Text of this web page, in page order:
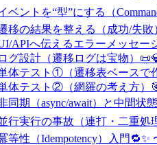
ベントを“型”にする（
移の結果を整える（成功/失敗
APIへ伝えるエラーメッセー
グ設計（遷移ログは宝物）
体テスト①（遷移表ベースで
体テスト②（網羅の考え方）
同期（async/await）と中間状態
行実行の事故（連打・二重処
等性（Idempotency）入門🔁✨